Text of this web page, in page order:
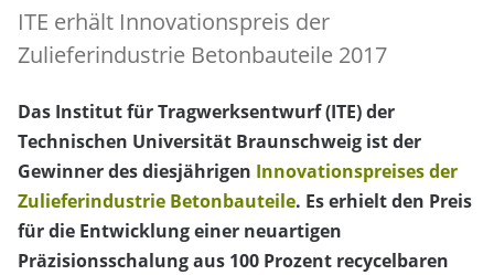
ITE erhält Innovationspreis der
Zulieferindustrie Betonbauteile 2017
Das Institut für Tragwerksentwurf (ITE) der
Technischen Universität Braunschweig ist der
Gewinner des diesjährigen Innovationspreises der
Zulieferindustrie Betonbauteile. Es erhielt den Preis
für die Entwicklung einer neuartigen
Präzisionsschalung aus 100 Prozent recycelbaren